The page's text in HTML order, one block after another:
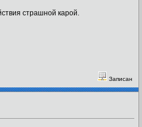
страшной карой.
Записан